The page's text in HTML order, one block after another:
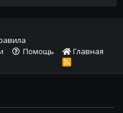
Помощь Главная
R